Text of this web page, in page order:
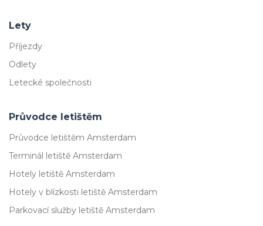
Lety
Příjezdy
Odlety
Letecké společnosti
Průvodce letištěm
Průvodce letištěm Amsterdam
Terminál letiště Amsterdam
Hotely letiště Amsterdam
Hotely v blízkosti letiště Amsterdam
Parkovací služby letiště Amsterdam